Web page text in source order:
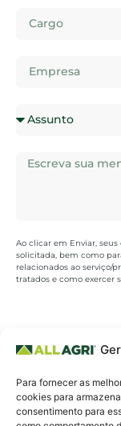
Para fornecer as
cookies para
consentimento para
Ao clicar em Enviar,
solicitada, bem como
relacionados ao serviço/
tratados e como exercer
All Agri.